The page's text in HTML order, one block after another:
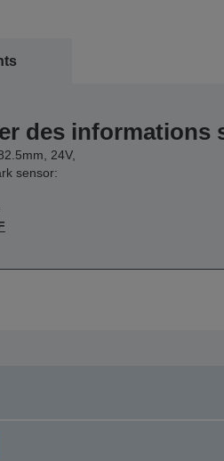
des informations
24V,
sensor: